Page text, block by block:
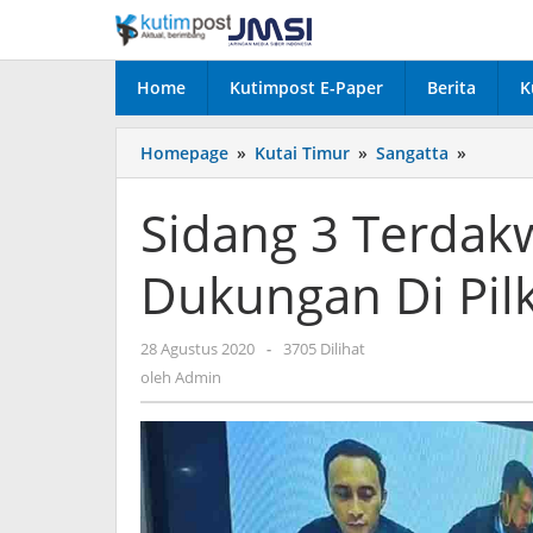
konten
Home Kutimpost E-Paper Berita
Homepage » Kutai Timur » Sangatta »
3
Kasus
Di
Sidang 3
Dukungan Di
28 Agustus 2020 oleh
- 3705 Dilihat
oleh Admin